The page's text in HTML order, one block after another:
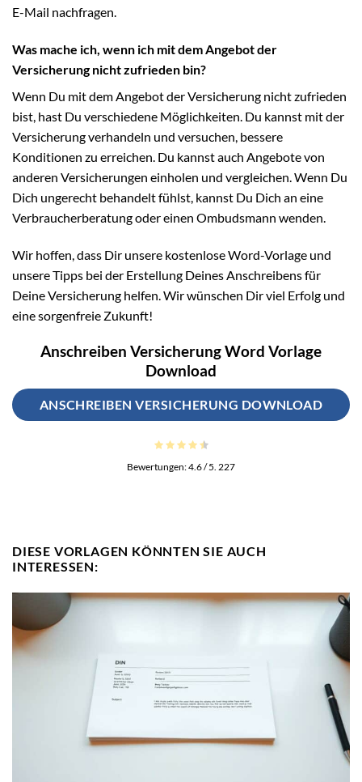
E-Mail nachfragen.
Was mache ich, wenn ich mit dem Angebot der
Versicherung nicht zufrieden bin?
Wenn Du mit dem Angebot der Versicherung nicht zufrieden
bist, hast Du verschiedene Möglichkeiten. Du kannst mit der
Versicherung verhandeln und versuchen, bessere
Konditionen zu erreichen. Du kannst auch Angebote von
anderen Versicherungen einholen und vergleichen. Wenn Du
Dich ungerecht behandelt fühlst, kannst Du Dich an eine
Verbraucherberatung oder einen Ombudsmann wenden.
Wir hoffen, dass Dir unsere kostenlose Word-Vorlage und
unsere Tipps bei der Erstellung Deines Anschreibens für
Deine Versicherung helfen. Wir wünschen Dir viel Erfolg und
eine sorgenfreie Zukunft!
Anschreiben Versicherung Word Vorlage
Download
ANSCHREIBEN VERSICHERUNG DOWNLOAD
Bewertungen:4.6/ 5. 227
DIESE VORLAGEN KÖNNTEN SIE AUCH
INTERESSEN: